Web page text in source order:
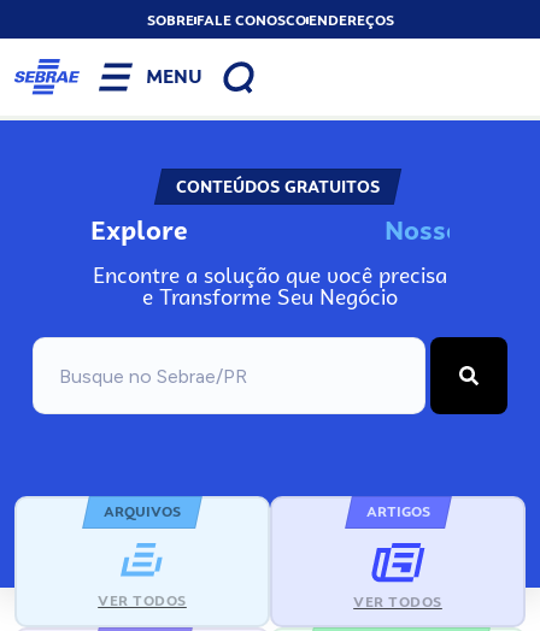
SOBREFALE CONOSCOENDEREÇOS
MENU
CONTEÚDOS GRATUITOS
Explore Nosso
Encontre a solução que você precisa
e Transforme Seu Negócio
ARQUIVOS
VER TODOS
ARTIGOS
VER TODOS